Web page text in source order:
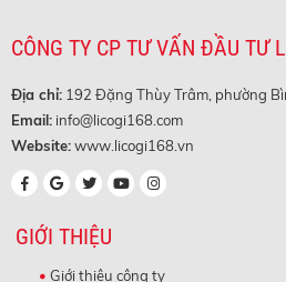
CÔNG TY CP TƯ VẤN ĐẦU TƯ
Địa chỉ: 192 Đặng Thùy Trâm, phường
Email: info@licogi168.com
Website:www.licogi168.vn
GIỚI THIỆU
Giới thiệu công ty